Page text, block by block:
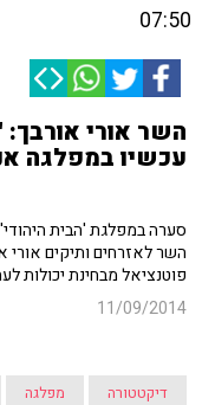
07:50
השר אורי
עכשיו במפלגה
סערה במפלגת 'הבית
השר לאזרחים ותיקים אורי
פוטנציאל מבחינת יכולות
11/09/2014
דיקטטורה מפלגה